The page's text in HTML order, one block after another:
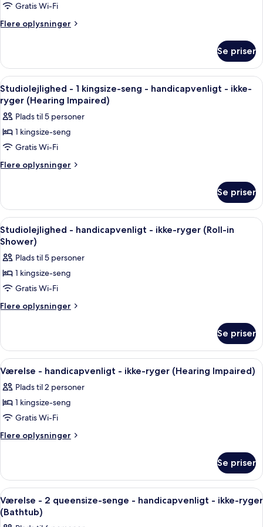
ryger
(Hearing
Impaired)
-
1
med
sovesofa
-
handicapvenligt
-
ikke-
ryger
Gratis Wi-Fi
Flere oplysninger
Flere
-
kingsize-
seng
med
sovesofa
-
handicapvenligt
ikke-
ryger
Se priser
Indlæs
alle
billeder
af
Studiolejlighed
-
1
-
handicapvenligt
-
ikke-
ryger
(Hearing
Impaired)
Et hotelværelse med en seng, et
4
Studiolejlighed - 1 kingsize-seng - handicapvenligt - ikke-
ryger (Hearing Impaired)
Plads til 5 personer
1 kingsize-seng
Gratis Wi-Fi
Flere oplysninger
Flere
-
kingsize-
seng
handicapvenligt
-
ryger
(Hearing
Impaired)
Se priser
Indlæs
alle
billeder
af
Studiolejlighed
-
handicapvenligt
ryger
(Roll-
in
Shower)
Et hotelværelse med en seng, et
4
Studiolejlighed - handicapvenligt - ikke-ryger (Roll-in
Shower)
Plads til 5 personer
1 kingsize-seng
Gratis Wi-Fi
Flere oplysninger
Flere
-
handicapvenligt
-
ryger
(Roll-
Shower)
Se priser
Indlæs
alle
billeder
af
Værelse
-
ikke-
ryger
(Hearing
Impaired)
Et hotelværelse med en seng, et
4
Værelse - handicapvenligt - ikke-ryger (Hearing Impaired)
Plads til 2 personer
1 kingsize-seng
Gratis Wi-Fi
Flere oplysninger
Flere
-
handicapvenligt
-
ikke-
ryger
Se priser
Indlæs
alle
billeder
En gang med to døre, et knagered
4
Værelse - 2 queensize-senge - handicapvenligt - ikke-ryger
(Bathtub)